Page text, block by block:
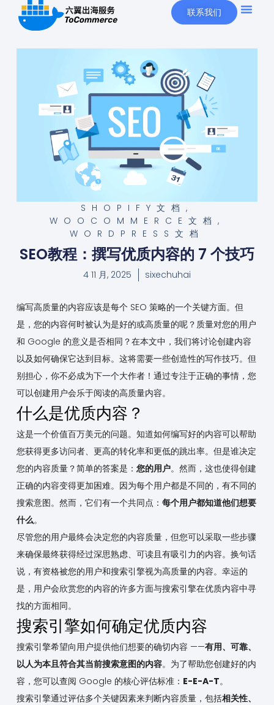
联系我们
SHOPIFY文档 ,
WOOCOMMERCE文档 ,
WORDPRESS文档
SEO教程：撰写优质内容的 7 个技巧
4 11 月, 2025 sixechuhai
编写高质量的内容应该是每个 SEO 策略的一个关键方面。但
是，您的内容何时被认为是好的或高质量的呢？质量对您的用户
和 Google 的意义是否相同？在本文中，我们将讨论创建内容
以及如何确保它达到目标。这将需要一些创造性的写作技巧。但
别担心，你不必成为下一个大作者！通过专注于正确的事情，您
可以创建用户会乐于阅读的高质量内容。
什么是优质内容？
这是一个价值百万美元的问题。知道如何编写好的内容可以帮助
您获得更多访问者、更高的转化率和更低的跳出率。但是谁决定
您的内容质量？简单的答案是： 您的用户。然而，这也使得创建
正确的内容变得更加困难。因为每个用户都是不同的，有不同的
搜索意图。然而，它们有一个共同点： 每个用户都知道他们想要
什么。
尽管您的用户最终会决定您的内容质量，但您可以采取一些步骤
来确保最终获得经过深思熟虑、可读且有吸引力的内容。换句话
说，有资格被您的用户和搜索引擎视为高质量的内容。幸运的
是，用户会欣赏您的内容的许多方面与搜索引擎在优质内容中寻
找的方面相同。
搜索引擎如何确定优质内容
搜索引擎希望向用户提供他们想要的确切内容 ——有用、可靠、
以人为本且符合其当前搜索意图的内容。为了帮助您创建好的内
容，您可以查阅 Google 的核心评估标准： E-E-A-T。
搜索引擎通过评估多个关键因素来判断内容质量，包括相关性、